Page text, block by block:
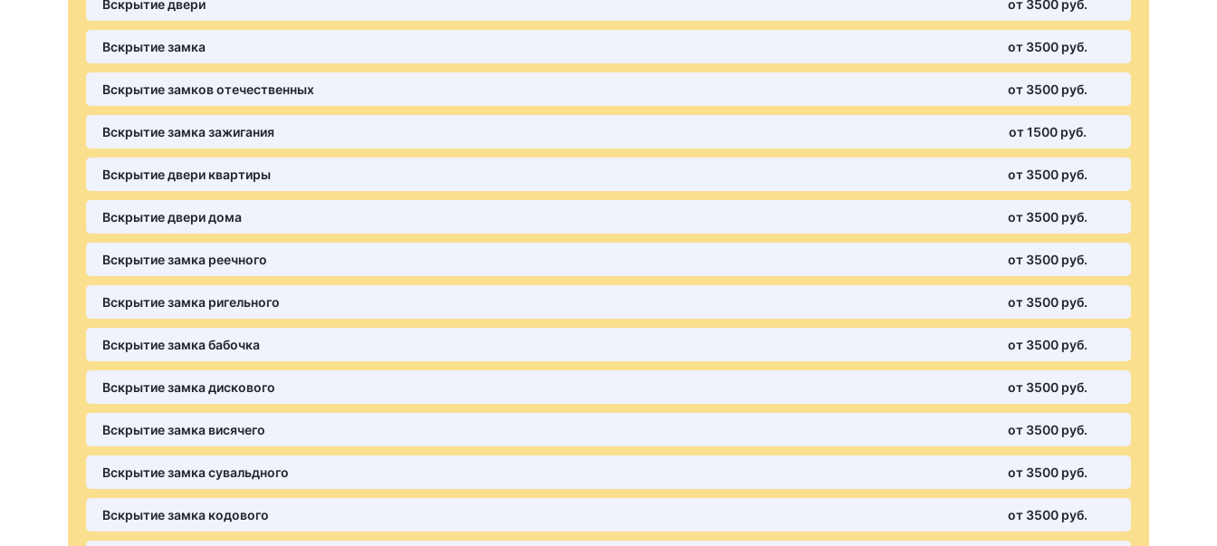
Вскрытие двери от 3500 pуб.
Вскрытие замка от 3500 pуб.
Вскрытие замков отечественных от 3500 pуб.
Вскрытие замка зажигания от 1500 pуб.
Вскрытие двери квартиры от 3500 pуб.
Вскрытие двери дома от 3500 pуб.
Вскрытие замка реечного от 3500 pуб.
Вскрытие замка ригельного от 3500 pуб.
Вскрытие замка бабочка от 3500 pуб.
Вскрытие замка дискового от 3500 pуб.
Вскрытие замка висячего от 3500 pуб.
Вскрытие замка сувальдного от 3500 pуб.
Вскрытие замка кодового от 3500 pуб.